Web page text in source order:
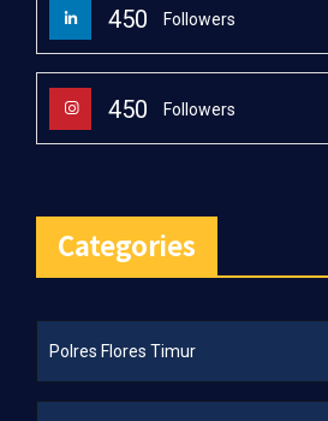
450 Followers
450 Followers
Categories
Polres Flores Timur